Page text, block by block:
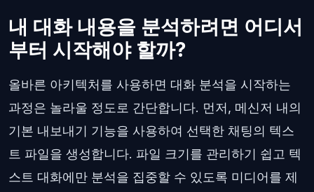
내 대화 내용을 분석하려면 어디서
부터 시작해야 할까?
올바른 아키텍처를 사용하면 대화 분석을 시작하는
과정은 놀라울 정도로 간단합니다. 먼저, 메신저 내의
기본 내보내기 기능을 사용하여 선택한 채팅의 텍스
트 파일을 생성합니다. 파일 크기를 관리하기 쉽고 텍
스트 대화에만 분석을 집중할 수 있도록 미디어를 제